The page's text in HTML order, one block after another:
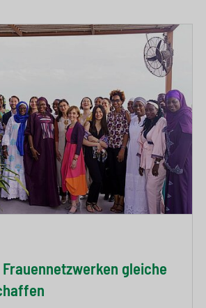
gleiche